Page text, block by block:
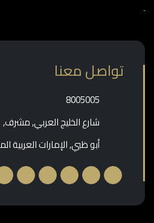
تواصل معنا
‎8005005‎
شارع الخليج العربي, مشرف,
أبو ظبي, الإمارات العربية المتحدة